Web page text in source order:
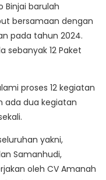
Binjai barulah
bersamaan dengan
pada tahun 2024.
sebanyak 12 Paket
proses 12 kegiatan
ada dua kegiatan
yakni,
Samanhudi,
oleh CV Amanah